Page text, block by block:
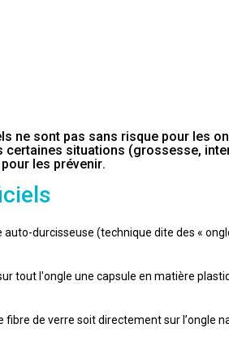
ne sont pas sans risque pour les
certaines situations (grossesse,
les prévenir.
durcisseuse (technique dite des «
tout l'ongle une capsule en matière
de verre soit directement sur l’ongle